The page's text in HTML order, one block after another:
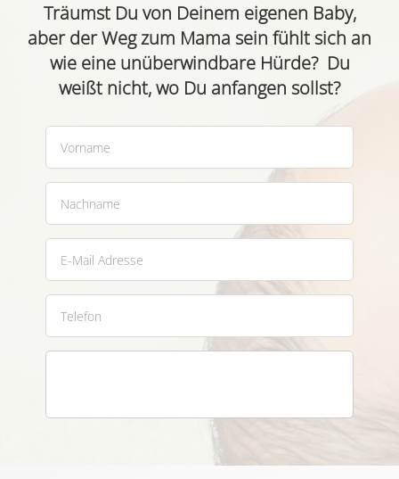
Träumst Du von Deinem eigenen Baby,
aber der Weg zum Mama sein fühlt sich an
wie eine unüberwindbare Hürde? Du
weißt nicht, wo Du anfangen sollst?